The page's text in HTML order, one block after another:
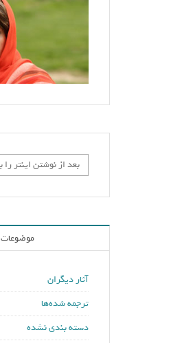
موضوعات
آثار دیگران
ترجمه شده‌ها
دسته بندی نشده